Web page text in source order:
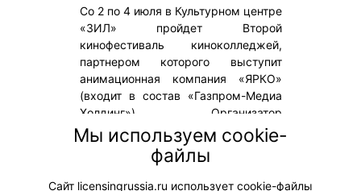
Со 2 по 4 июля в Культурном центре
«ЗИЛ» пройдет Второй
кинофестиваль киноколледжей,
партнером которого выступит
анимационная компания «ЯРКО»
(входит в состав «Газпром-Медиа
Холдинг»). Организатор
масштабного кинособытия – ГБПОУ
г. Москвы Киноколледж № 40
«Московская международная
киношкола».
Мы используем cookie-
файлы
Сайт licensingrussia.ru использует cookie-файлы